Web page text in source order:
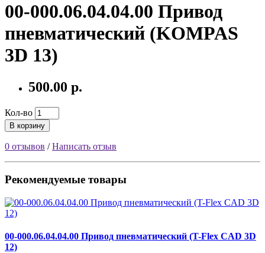
00-000.06.04.04.00 Привод
пневматический (KOMPAS
3D 13)
500.00 р.
Кол-во
В корзину
0 отзывов /Написать отзыв
Рекомендуемые товары
00-000.06.04.04.00 Привод пневматический (T-Flex CAD 3D
12)